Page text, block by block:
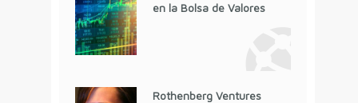
en la Bolsa de Valores
Rothenberg Ventures